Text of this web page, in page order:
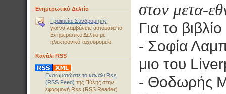
Ενημερωτικό Δελτίο
Γραφτείτε Συνδρομητής
για να λαμβάνετε αυτόματα το
Ενημερωτικό Δελτίο με
ηλεκτρονικό ταχυδρομείο.
Κανάλι RSS
Ενσωματώστε το κανάλι Rss
(RSS Feed) της Πύλης στην
εφαρμογή Rss (RSS Reader)
στον μετα-
Για το
- Σοφία
μιο του
- Θοδωρής